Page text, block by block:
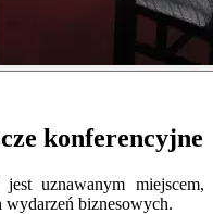
konferencyjne
jest uznawanym miejscem,
biznesowych.